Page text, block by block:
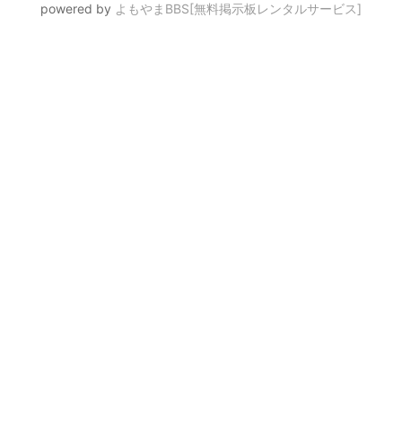
powered by よもやまBBS[無料掲示板レンタルサービス]